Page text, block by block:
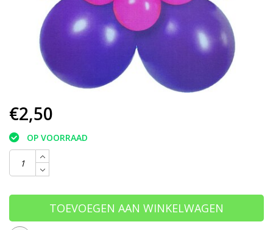
€2,50
OP VOORRAAD
TOEVOEGEN AAN WINKELWAGEN